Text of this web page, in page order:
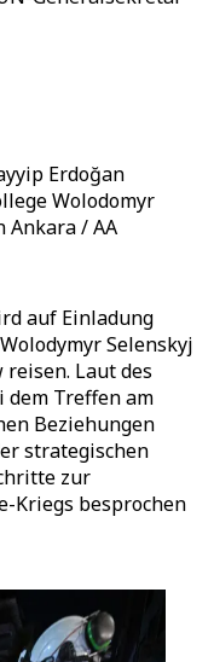
Erdoğan
Wolodomyr
Ankara / AA
auf Einladung
Selenskyj
Laut des
Treffen am
Beziehungen
strategischen
zur
Kriegs besprochen